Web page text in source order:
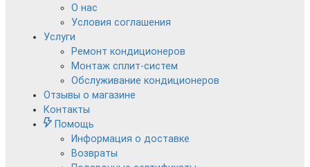
О нас
Условия соглашения
Услуги
Ремонт кондиционеров
Монтаж сплит-систем
Обслуживание кондиционеров
Отзывы о магазине
Контакты
Помощь
Информация о доставке
Возвраты